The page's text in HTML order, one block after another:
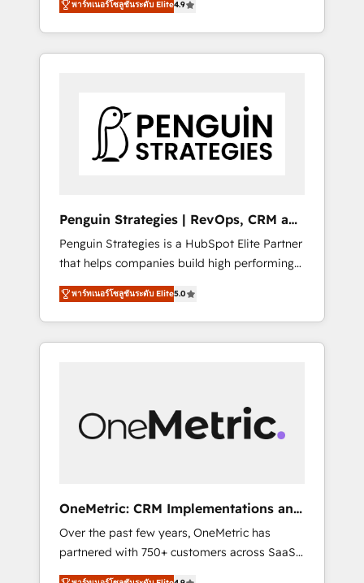
have 100% US-based, FTE team members.
We offer project-based and managed
services engagements that include new
extensibility, custom development, and
ongoing RevOps support.
Seules survivront les entreprises qui auront
réussi leur transformation. Le problème ?
58% des dirigeants savent que l'IA est vitale
leurs données. C'est le paradoxe français :
conscience totale, action nulle. La solution
s'appelle l'Entreprise Augmentée. Ce n'est pas
Pas pour remplacer l'humain, mais pour
l'augmenter. Chez Ideagency, nous
accompagnons cette transformation. D'abord
les fondations : des données unifiées, des
processus alignés. Ensuite l'augmentation :
l'IA là où elle crée de la valeur. Et surtout :
l'humain qui reste au centre. Parce que la
พาร์ทเนอร์โซลูชันระดับ Elite4.9
Penguin Strategies | RevOps, CRM and
AI
Penguin Strategies is a HubSpot Elite Partner
that helps companies build high performing
revenue operations across complex sales
cycles, multi system environments and global
SaaS or manufacturing teams. Trusted by
leading enterprises and fast growing scale
architecture 🔗 CRM migrations & End to end
integrations 🤖 AI workflows & enrichment 📘
rely on for scalable revenue insights.
พาร์ทเนอร์โซลูชันระดับ Elite5.0
OneMetric: CRM Implementations and
GTM engineering
Over the past few years, OneMetric has
partnered with 750+ customers across SaaS,
fintech, healthcare, real estate, and other